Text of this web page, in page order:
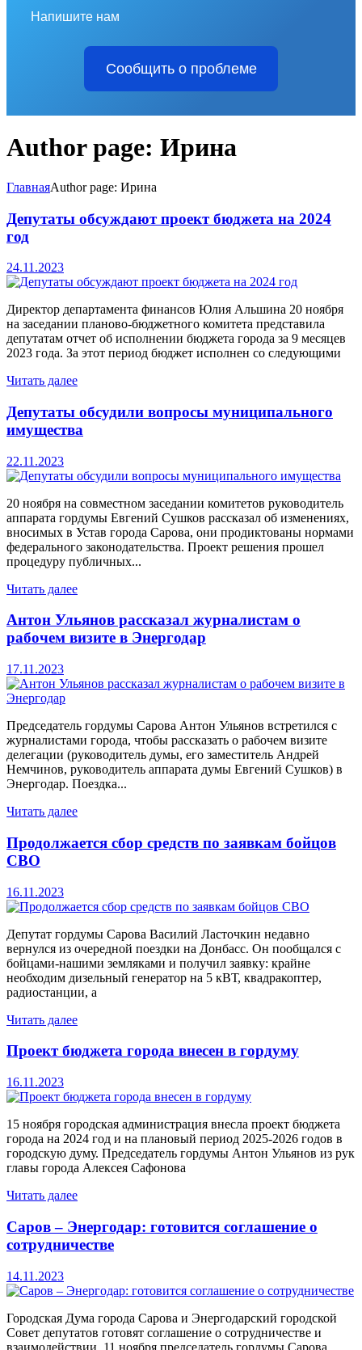
Напишите нам
Сообщить о проблеме
Author page: Ирина
ГлавнаяAuthor page: Ирина
Депутаты обсуждают проект бюджета на 2024
год
24.11.2023
Директор департамента финансов Юлия Альшина 20 ноября
на заседании планово-бюджетного комитета представила
депутатам отчет об исполнении бюджета города за 9 месяцев
2023 года. За этот период бюджет исполнен со следующими
Читать далее
Депутаты обсудили вопросы муниципального
имущества
22.11.2023
20 ноября на совместном заседании комитетов руководитель
аппарата гордумы Евгений Сушков рассказал об изменениях,
вносимых в Устав города Сарова, они продиктованы нормами
федерального законодательства. Проект решения прошел
процедуру публичных...
Читать далее
Антон Ульянов рассказал журналистам о
рабочем визите в Энергодар
17.11.2023
Председатель гордумы Сарова Антон Ульянов встретился с
журналистами города, чтобы рассказать о рабочем визите
делегации (руководитель думы, его заместитель Андрей
Немчинов, руководитель аппарата думы Евгений Сушков) в
Энергодар. Поездка...
Читать далее
Продолжается сбор средств по заявкам бойцов
СВО
16.11.2023
Депутат гордумы Сарова Василий Ласточкин недавно
вернулся из очередной поездки на Донбасс. Он пообщался с
бойцами-нашими земляками и получил заявку: крайне
необходим дизельный генератор на 5 кВТ, квадракоптер,
радиостанции, а
Читать далее
Проект бюджета города внесен в гордуму
16.11.2023
15 ноября городская администрация внесла проект бюджета
города на 2024 год и на плановый период 2025-2026 годов в
городскую думу. Председатель гордумы Антон Ульянов из рук
главы города Алексея Сафонова
Читать далее
Саров – Энергодар: готовится соглашение о
сотрудничестве
14.11.2023
Городская Дума города Сарова и Энергодарский городской
Совет депутатов готовят соглашение о сотрудничестве и
взаимодействии. 11 ноября председатель гордумы Сарова